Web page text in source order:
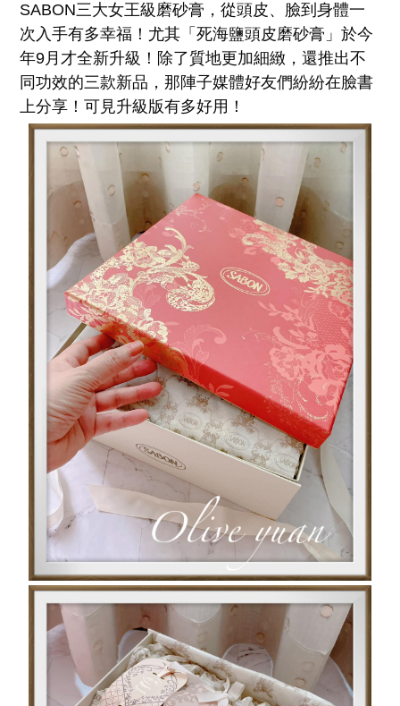
SABON三大女王級磨砂膏，從頭皮、臉到身體一
次入手有多幸福！尤其「死海鹽頭皮磨砂膏」於今
年9月才全新升級！除了質地更加細緻，還推出不
同功效的三款新品，那陣子媒體好友們紛紛在臉書
上分享！可見升級版有多好用！